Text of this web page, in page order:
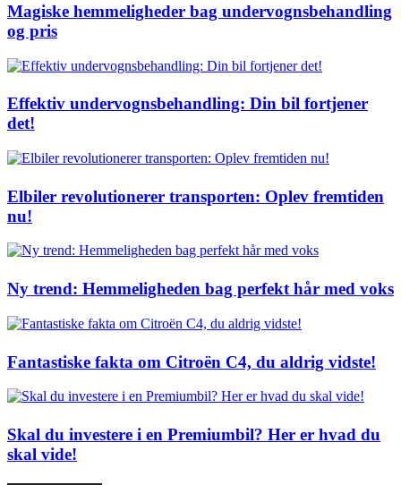
Magiske hemmeligheder bag undervognsbehandling
og pris
Effektiv undervognsbehandling: Din bil fortjener
det!
Elbiler revolutionerer transporten: Oplev fremtiden
nu!
Ny trend: Hemmeligheden bag perfekt hår med voks
Fantastiske fakta om Citroën C4, du aldrig vidste!
Skal du investere i en Premiumbil? Her er hvad du
skal vide!